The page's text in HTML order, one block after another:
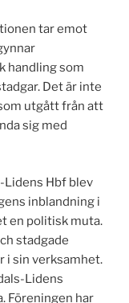
tar emot
handling som
Det är inte
utgått från att
sig med
Lidens Hbf blev
inblandning i
en politisk muta.
stadgade
i sin verksamhet.
Lidens
Föreningen har